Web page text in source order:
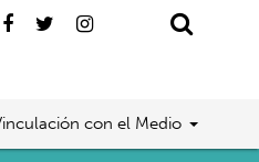
con el Medio